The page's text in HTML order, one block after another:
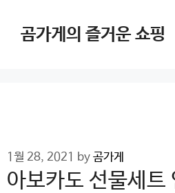
content곰가게의 즐거운 쇼핑
1월 28, 2021 by 곰가게
아보카도 선물세트